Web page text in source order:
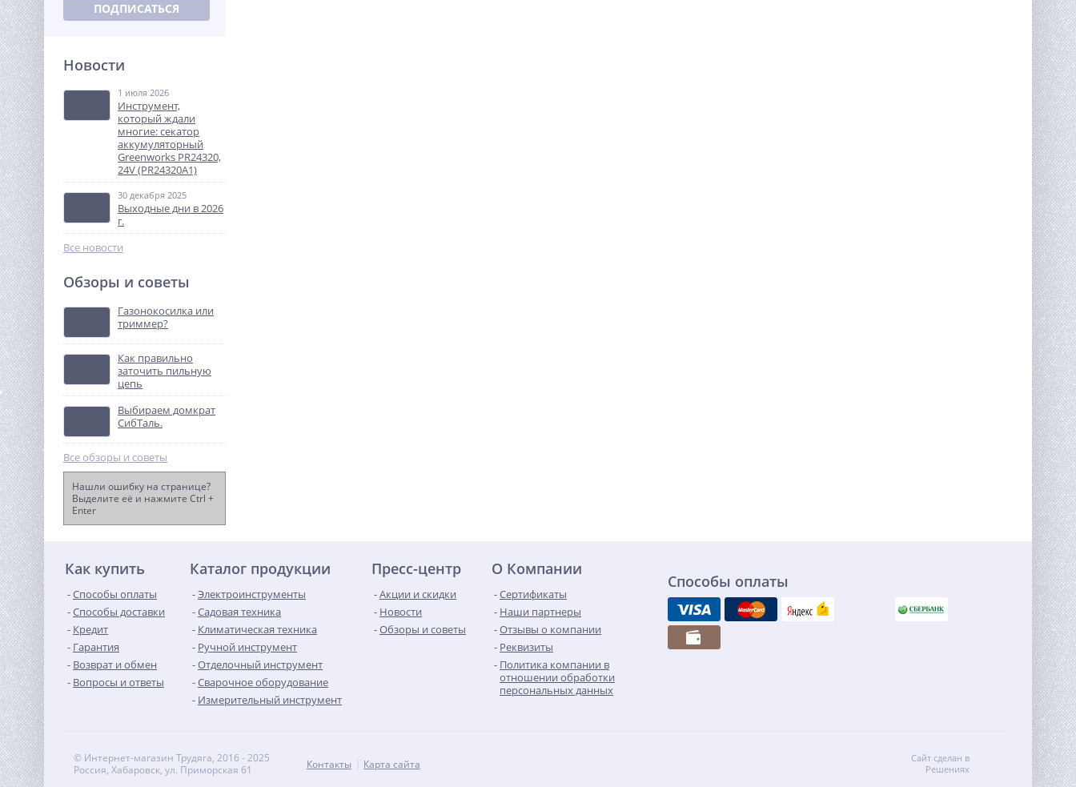
Электрическая мойка
Greenworks 1800 Вт, 140
бар 5106707
13 990руб.
%
Аккумуляторный триммер
6 400
%
Виброплита TOR C-50(R)
ПОДПИСАТЬСЯ
Новости
1 июля 2026
Инструмент,
который ждали
многие: секатор
аккумуляторный
Greenworks PR24320,
24V (PR24320A1)
30 декабря 2025
Выходные дни в 2026
г.
Все новости
Обзоры и советы
Газонокосилка или
триммер?
Как правильно
заточить пильную
цепь
Выбираем домкрат
СибТаль.
Все обзоры и советы
Нашли ошибку на странице?
Выделите её и нажмите Ctrl +
Enter
Как купить
Способы оплаты
Способы доставки
Кредит
Гарантия
Возврат и обмен
Вопросы и ответы
Каталог продукции
Электроинструменты
Садовая техника
Климатическая техника
Ручной инструмент
Отделочный инструмент
Сварочное оборудование
Измерительный инструмент
Пресс-центр
Акции и скидки
Новости
Обзоры и советы
О Компании
Сертификаты
Наши партнеры
Отзывы о компании
Реквизиты
Политика компании в
отношении обработки
персональных данных
Способы оплаты
© Интернет-магазин Трудяга, 2016 - 2025
Россия, Хабаровск, ул. Приморская 61
Контакты Карта сайта
Сайт сделан в
Решениях